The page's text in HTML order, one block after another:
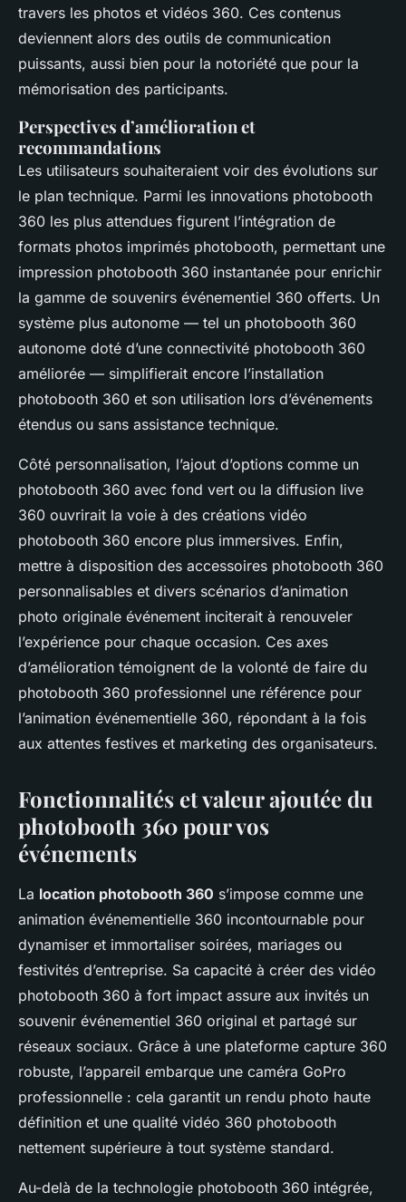
travers les photos et vidéos 360. Ces contenus
deviennent alors des outils de communication
puissants, aussi bien pour la notoriété que pour la
mémorisation des participants.
Perspectives d’amélioration et
recommandations
Les utilisateurs souhaiteraient voir des évolutions sur
le plan technique. Parmi les innovations photobooth
360 les plus attendues figurent l’intégration de
formats photos imprimés photobooth, permettant une
impression photobooth 360 instantanée pour enrichir
la gamme de souvenirs événementiel 360 offerts. Un
système plus autonome — tel un photobooth 360
autonome doté d’une connectivité photobooth 360
améliorée — simplifierait encore l’installation
photobooth 360 et son utilisation lors d’événements
étendus ou sans assistance technique.
Côté personnalisation, l’ajout d’options comme un
photobooth 360 avec fond vert ou la diffusion live
360 ouvrirait la voie à des créations vidéo
photobooth 360 encore plus immersives. Enfin,
mettre à disposition des accessoires photobooth 360
personnalisables et divers scénarios d’animation
photo originale événement inciterait à renouveler
l’expérience pour chaque occasion. Ces axes
d’amélioration témoignent de la volonté de faire du
photobooth 360 professionnel une référence pour
l’animation événementielle 360, répondant à la fois
aux attentes festives et marketing des organisateurs.
Fonctionnalités et valeur ajoutée du
photobooth 360 pour vos
événements
La location photobooth 360 s’impose comme une
animation événementielle 360 incontournable pour
dynamiser et immortaliser soirées, mariages ou
festivités d’entreprise. Sa capacité à créer des vidéo
photobooth 360 à fort impact assure aux invités un
souvenir événementiel 360 original et partagé sur
réseaux sociaux. Grâce à une plateforme capture 360
robuste, l’appareil embarque une caméra GoPro
professionnelle : cela garantit un rendu photo haute
définition et une qualité vidéo 360 photobooth
nettement supérieure à tout système standard.
Au-delà de la technologie photobooth 360 intégrée,